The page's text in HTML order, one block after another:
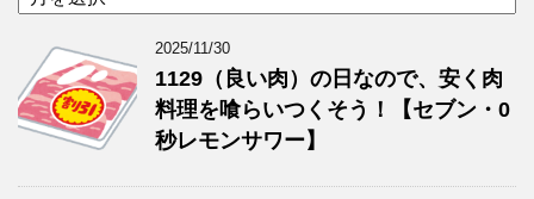
リ
ー
ブ
2025/11/30
1129（良い肉）の日なので、安く肉
料理を喰らいつくそう！【セブン・0
秒レモンサワー】